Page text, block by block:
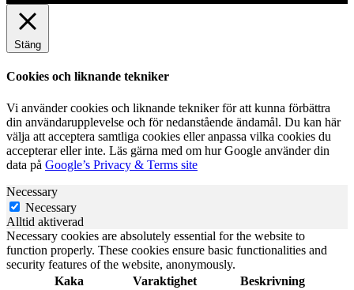
Stäng
Cookies och liknande tekniker
Vi använder cookies och liknande tekniker för att kunna förbättra
din användarupplevelse och för nedanstående ändamål. Du kan här
välja att acceptera samtliga cookies eller anpassa vilka cookies du
accepterar eller inte. Läs gärna med om hur Google använder din
data på Google’s Privacy & Terms site
Necessary
Necessary
Alltid aktiverad
Necessary cookies are absolutely essential for the website to
function properly. These cookies ensure basic functionalities and
security features of the website, anonymously.
Kaka
Varaktighet Beskrivning